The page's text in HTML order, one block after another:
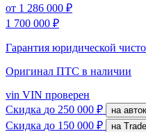
от 1 286 000 ₽
1 700 000 ₽
Гарантия юридической
Оригинал ПТС в наличии
vin VIN проверен
Скидка до 250 000 ₽ на
Скидка до 150 000 ₽
на